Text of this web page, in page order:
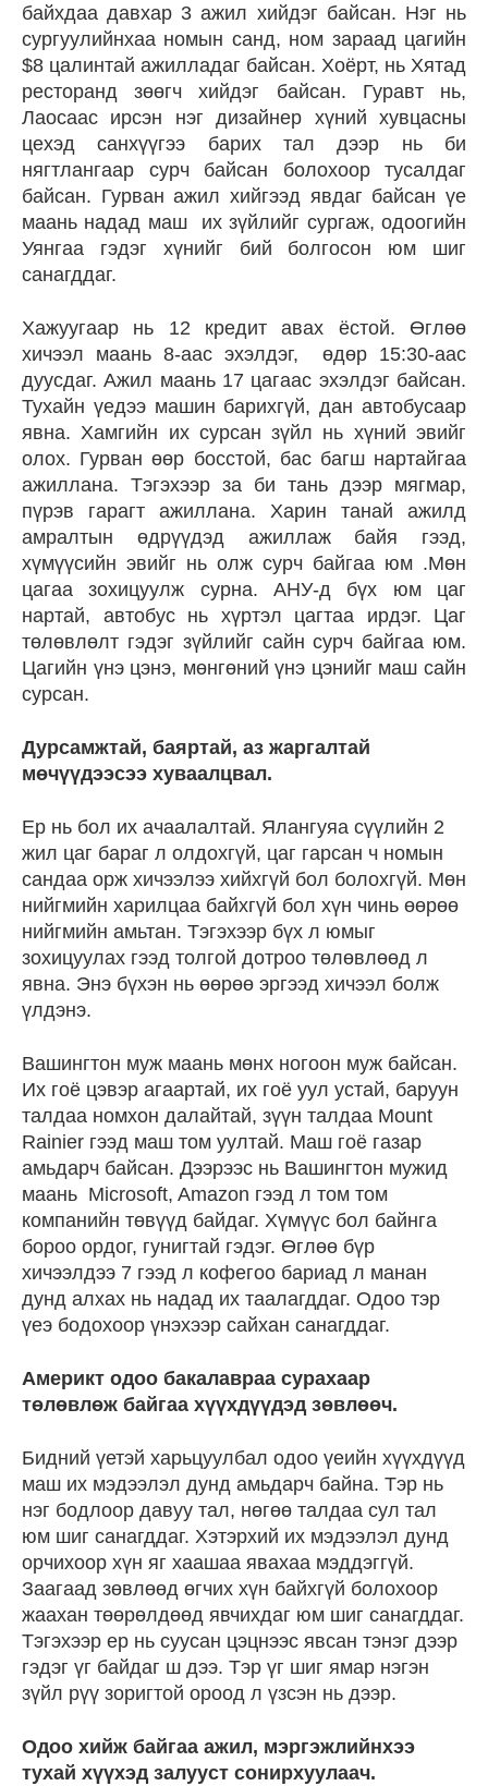
байхдаа давхар 3 ажил хийдэг байсан. Нэг нь
сургуулийнхаа номын санд, ном зараад цагийн
$8 цалинтай ажилладаг байсан. Хоёрт, нь Хятад
ресторанд зөөгч хийдэг байсан. Гуравт нь,
Лаосаас ирсэн нэг дизайнер хүний хувцасны
цехэд санхүүгээ барих тал дээр нь би
нягтлангаар сурч байсан болохоор тусалдаг
байсан. Гурван ажил хийгээд явдаг байсан үе
маань надад маш их зүйлийг сургаж, одоогийн
Уянгаа гэдэг хүнийг бий болгосон юм шиг
санагддаг.
Хажуугаар нь 12 кредит авах ёстой. Өглөө
хичээл маань 8-аас эхэлдэг, өдөр 15:30-аас
дуусдаг. Ажил маань 17 цагаас эхэлдэг байсан.
Тухайн үедээ машин барихгүй, дан автобусаар
явна. Хамгийн их сурсан зүйл нь хүний эвийг
олох. Гурван өөр босстой, бас багш нартайгаа
ажиллана. Тэгэхээр за би тань дээр мягмар,
пүрэв гарагт ажиллана. Харин танай ажилд
амралтын өдрүүдэд ажиллаж байя гээд,
хүмүүсийн эвийг нь олж сурч байгаа юм .Мөн
цагаа зохицуулж сурна. АНУ-д бүх юм цаг
нартай, автобус нь хүртэл цагтаа ирдэг. Цаг
төлөвлөлт гэдэг зүйлийг сайн сурч байгаа юм.
Цагийн үнэ цэнэ, мөнгөний үнэ цэнийг маш сайн
сурсан.
Дурсамжтай, баяртай, аз жаргалтай
мөчүүдээсээ хуваалцвал.
Ер нь бол их ачаалалтай. Ялангуяа сүүлийн 2
жил цаг бараг л олдохгүй, цаг гарсан ч номын
сандаа орж хичээлээ хийхгүй бол болохгүй. Мөн
нийгмийн харилцаа байхгүй бол хүн чинь өөрөө
нийгмийн амьтан. Тэгэхээр бүх л юмыг
зохицуулах гээд толгой дотроо төлөвлөөд л
явна. Энэ бүхэн нь өөрөө эргээд хичээл болж
үлдэнэ.
Вашингтон муж маань мөнх ногоон муж байсан.
Их гоё цэвэр агаартай, их гоё уул устай, баруун
талдаа номхон далайтай, зүүн талдаа Mount
Rainier гээд маш том уултай. Маш гоё газар
амьдарч байсан. Дээрээс нь Вашингтон мужид
маань Microsoft, Amazon гээд л том том
компанийн төвүүд байдаг. Хүмүүс бол байнга
бороо ордог, гунигтай гэдэг. Өглөө бүр
хичээлдээ 7 гээд л кофегоо бариад л манан
дунд алхах нь надад их таалагддаг. Одоо тэр
үеэ бодохоор үнэхээр сайхан санагддаг.
Америкт одоо бакалавраа сурахаар
төлөвлөж байгаа хүүхдүүдэд зөвлөөч.
Бидний үетэй харьцуулбал одоо үеийн хүүхдүүд
маш их мэдээлэл дунд амьдарч байна. Тэр нь
нэг бодлоор давуу тал, нөгөө талдаа сул тал
юм шиг санагддаг. Хэтэрхий их мэдээлэл дунд
орчихоор хүн яг хаашаа явахаа мэддэггүй.
Заагаад зөвлөөд өгчих хүн байхгүй болохоор
жаахан төөрөлдөөд явчихдаг юм шиг санагддаг.
Тэгэхээр ер нь суусан цэцнээс явсан тэнэг дээр
гэдэг үг байдаг ш дээ. Тэр үг шиг ямар нэгэн
зүйл рүү зоригтой ороод л үзсэн нь дээр.
Одоо хийж байгаа ажил, мэргэжлийнхээ
тухай хүүхэд залууст сонирхуулаач.